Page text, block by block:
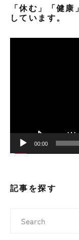
「休む」「健
しています。
00:00
記事を探す